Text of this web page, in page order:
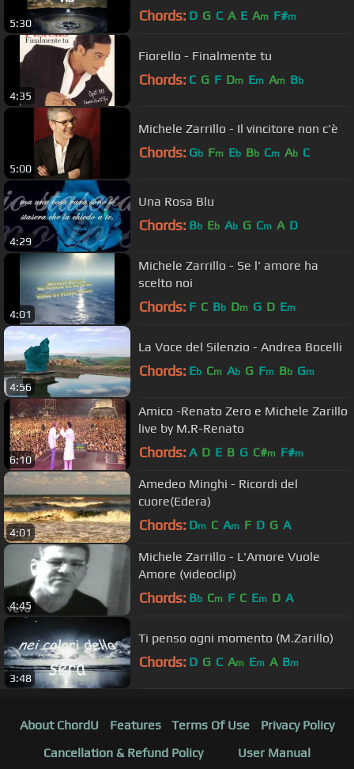
5:30 Chords: D G C A E Am F#m
4:35
Fiorello - Finalmente tu
Chords: C G F Dm Em Am Bb
5:00
Michele Zarrillo - Il vincitore non c'è
Chords: Gb Fm Eb Bb Cm Ab C
4:29
Una Rosa Blu
Chords: Bb Eb Ab G Cm A D
4:01
Michele Zarrillo - Se l' amore ha
scelto noi
Chords: F C Bb Dm G D Em
4:56
La Voce del Silenzio - Andrea Bocelli
Chords: Eb Cm Ab G Fm Bb Gm
6:10
Amico -Renato Zero e Michele Zarillo
live by M.R-Renato
Chords: A D E B G C#m F#m
4:01
Amedeo Minghi - Ricordi del
cuore(Edera)
Chords: Dm C Am F D G A
4:45
Michele Zarrillo - L'Amore Vuole
Amore (videoclip)
Chords: Bb Cm F C Em D A
3:48
Ti penso ogni momento (M.Zarillo)
Chords: D G C Am Em A Bm
About ChordU Features Terms Of Use
Privacy Policy
Cancellation & Refund Policy
User Manual